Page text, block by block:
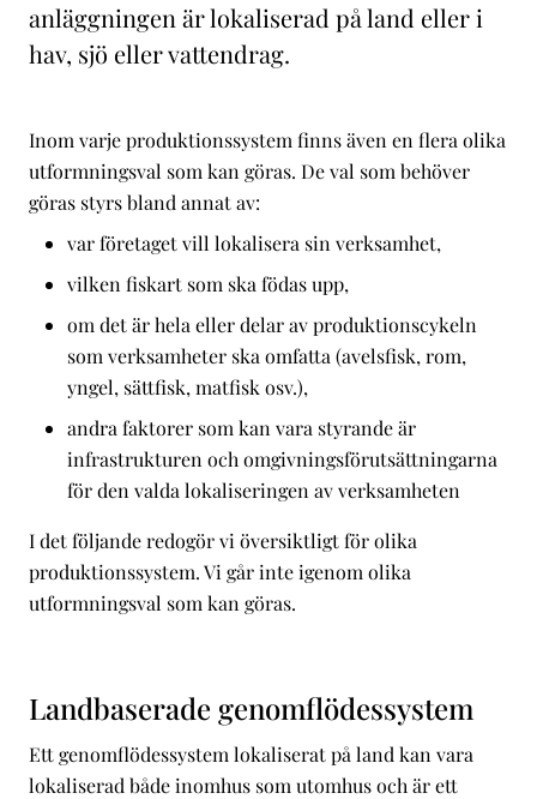
anläggningen är lokaliserad på land eller i
hav, sjö eller vattendrag.
Inom varje produktionssystem finns även en flera olika
utformningsval som kan göras. De val som behöver
göras styrs bland annat av:
var företaget vill lokalisera sin verksamhet,
vilken fiskart som ska födas upp,
om det är hela eller delar av produktionscykeln
som verksamheter ska omfatta (avelsfisk, rom,
yngel, sättfisk, matfisk osv.),
andra faktorer som kan vara styrande är
infrastrukturen och omgivningsförutsättningarna
för den valda lokaliseringen av verksamheten
I det följande redogör vi översiktligt för olika
produktionssystem. Vi går inte igenom olika
utformningsval som kan göras.
Landbaserade genomflödessystem
Ett genomflödessystem lokaliserat på land kan vara
lokaliserad både inomhus som utomhus och är ett